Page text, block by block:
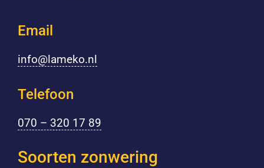
Email
info@lameko.nl
Telefoon
070 – 320 17 89
Soorten zonwering